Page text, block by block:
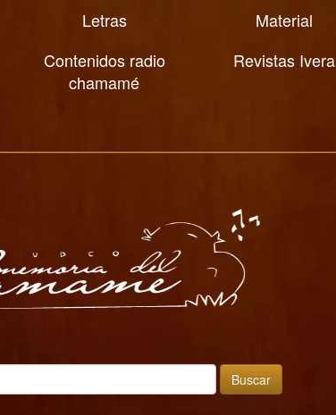
Letras Material
Contenidos radio
chamamé
Revistas Ivera
Buscar